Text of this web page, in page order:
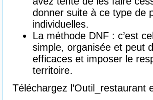
donner suite à ce type de
individuelles.
La méthode DNF : c’est
simple, organisée et peut
efficaces et imposer le
territoire.
Téléchargez l’Outil_restaurant